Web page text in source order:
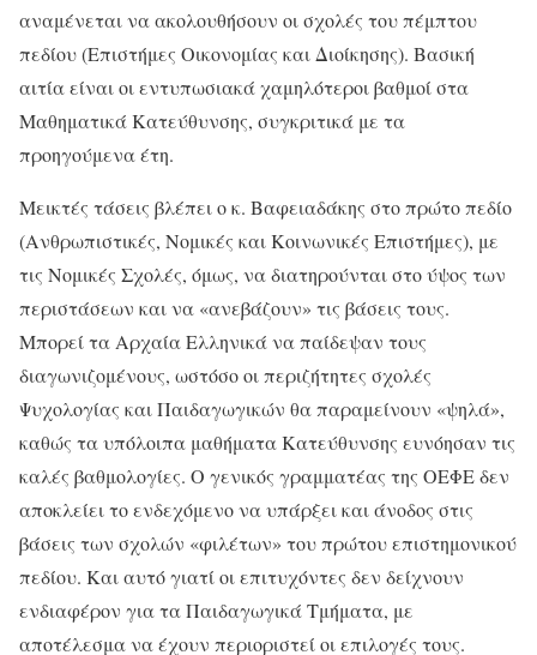
αναμένεται να ακολουθήσουν οι σχολές του πέμπτου
πεδίου (Επιστήμες Οικονομίας και Διοίκησης). Βασική
αιτία είναι οι εντυπωσιακά χαμηλότεροι βαθμοί στα
Μαθηματικά Κατεύθυνσης, συγκριτικά με τα
προηγούμενα έτη.
Μεικτές τάσεις βλέπει ο κ. Βαφειαδάκης στο πρώτο πεδίο
(Ανθρωπιστικές, Νομικές και Κοινωνικές Επιστήμες), με
τις Νομικές Σχολές, όμως, να διατηρούνται στο ύψος των
περιστάσεων και να «ανεβάζουν» τις βάσεις τους.
Μπορεί τα Αρχαία Ελληνικά να παίδεψαν τους
διαγωνιζομένους, ωστόσο οι περιζήτητες σχολές
Ψυχολογίας και Παιδαγωγικών θα παραμείνουν «ψηλά»,
καθώς τα υπόλοιπα μαθήματα Κατεύθυνσης ευνόησαν τις
καλές βαθμολογίες. Ο γενικός γραμματέας της ΟΕΦΕ δεν
αποκλείει το ενδεχόμενο να υπάρξει και άνοδος στις
βάσεις των σχολών «φιλέτων» του πρώτου επιστημονικού
πεδίου. Και αυτό γιατί οι επιτυχόντες δεν δείχνουν
ενδιαφέρον για τα Παιδαγωγικά Τμήματα, με
αποτέλεσμα να έχουν περιοριστεί οι επιλογές τους.